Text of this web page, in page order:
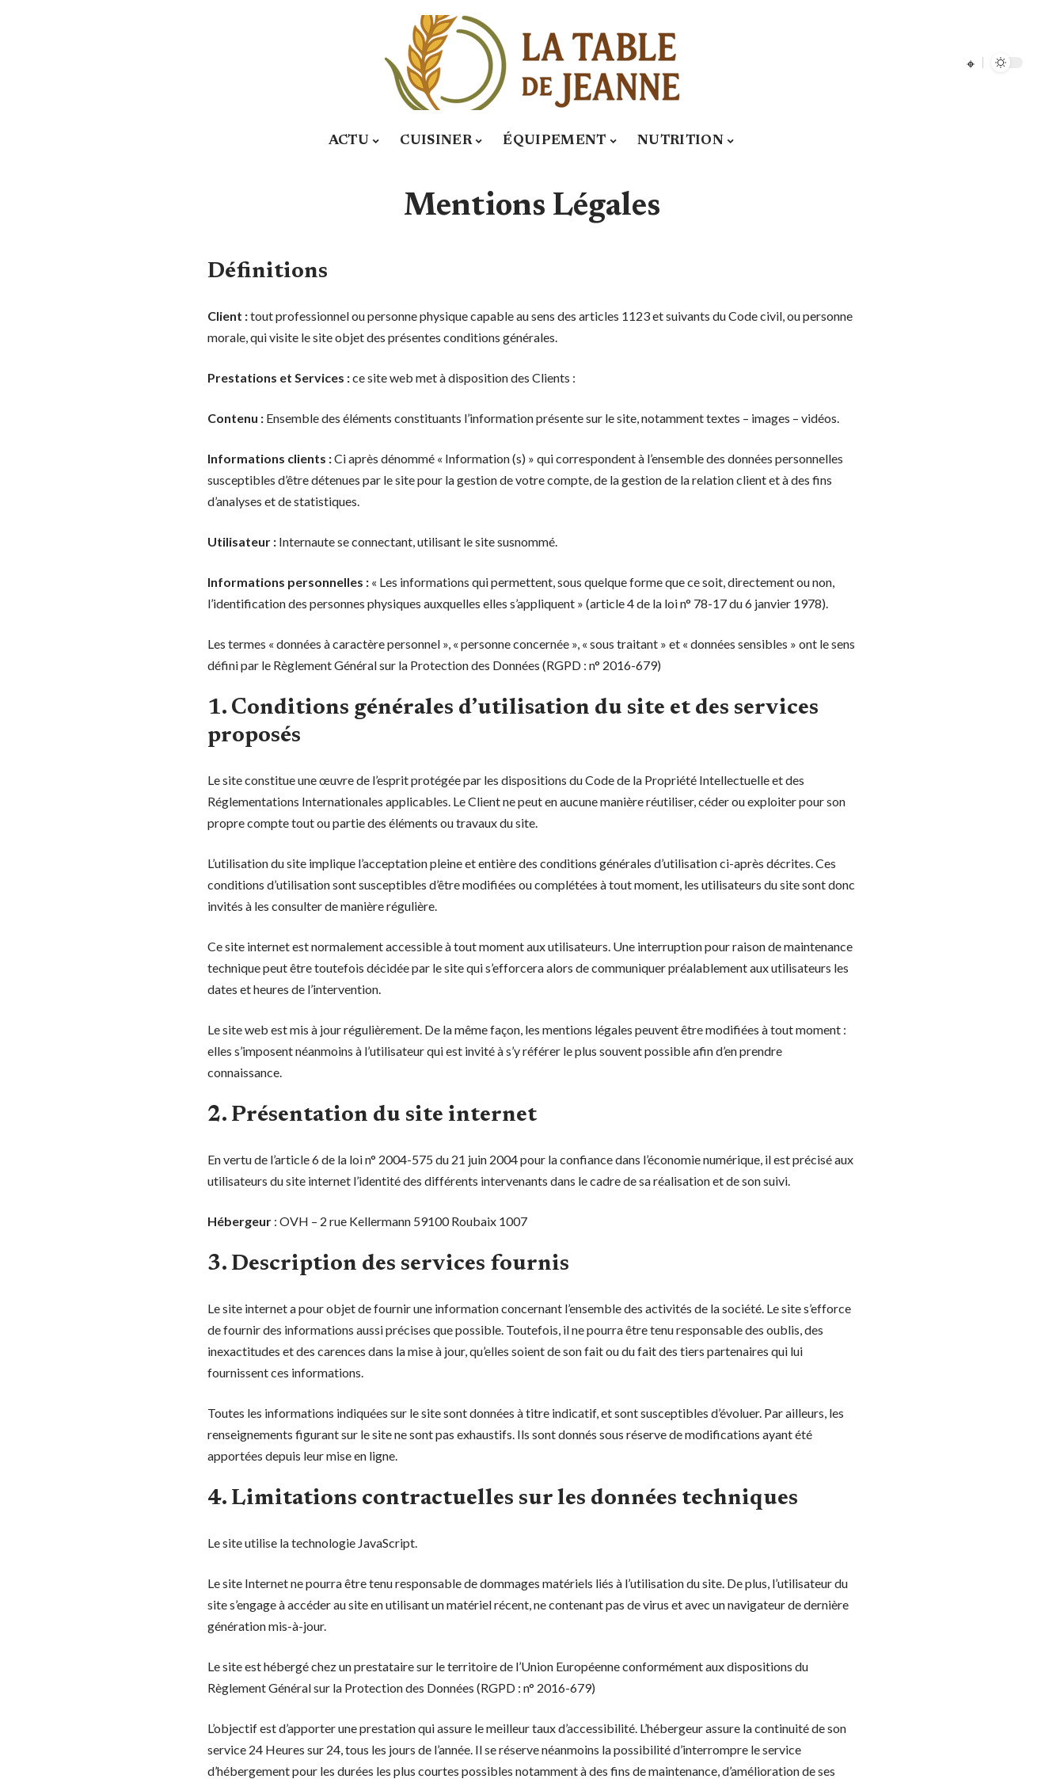
ACTU CUISINER ÉQUIPEMENT NUTRITION
Mentions Légales
Définitions
Client :tout professionnel ou personne physique capable au sens des articles 1123 et suivants du Code civil, ou personne
morale, qui visite le site objet des présentes conditions générales.
Prestations et Services :ce site web met à disposition des Clients :
Contenu : Ensemble des éléments constituants l’information présente sur le site, notamment textes – images – vidéos.
Informations clients :Ci après dénommé « Information (s) » qui correspondent à l’ensemble des données personnelles
susceptibles d’être détenues par le site pour la gestion de votre compte, de la gestion de la relation client et à des fins
d’analyses et de statistiques.
Utilisateur : Internaute se connectant, utilisant le site susnommé.
Informations personnelles : « Les informations qui permettent, sous quelque forme que ce soit, directement ou non,
l’identification des personnes physiques auxquelles elles s’appliquent » (article 4 de la loi n° 78-17 du 6 janvier 1978).
Les termes « données à caractère personnel », « personne concernée », « sous traitant » et « données sensibles » ont le sens
défini par le Règlement Général sur la Protection des Données (RGPD : n° 2016-679)
1. Conditions générales d’utilisation du site et des services
proposés
Le site constitue une œuvre de l’esprit protégée par les dispositions du Code de la Propriété Intellectuelle et des
Réglementations Internationales applicables. Le Client ne peut en aucune manière réutiliser, céder ou exploiter pour son
propre compte tout ou partie des éléments ou travaux du site.
L’utilisation du site implique l’acceptation pleine et entière des conditions générales d’utilisation ci-après décrites. Ces
conditions d’utilisation sont susceptibles d’être modifiées ou complétées à tout moment, les utilisateurs du site sont donc
invités à les consulter de manière régulière.
Ce site internet est normalement accessible à tout moment aux utilisateurs. Une interruption pour raison de maintenance
technique peut être toutefois décidée par le site qui s’efforcera alors de communiquer préalablement aux utilisateurs les
dates et heures de l’intervention.
Le site web est mis à jour régulièrement. De la même façon, les mentions légales peuvent être modifiées à tout moment :
elles s’imposent néanmoins à l’utilisateur qui est invité à s’y référer le plus souvent possible afin d’en prendre
connaissance.
2. Présentation du site internet
En vertu de l’article 6 de la loi n° 2004-575 du 21 juin 2004 pour la confiance dans l’économie numérique, il est précisé aux
utilisateurs du site internet l’identité des différents intervenants dans le cadre de sa réalisation et de son suivi.
Hébergeur : OVH – 2 rue Kellermann 59100 Roubaix 1007
3. Description des services fournis
Le site internet a pour objet de fournir une information concernant l’ensemble des activités de la société. Le site s’efforce
de fournir des informations aussi précises que possible. Toutefois, il ne pourra être tenu responsable des oublis, des
inexactitudes et des carences dans la mise à jour, qu’elles soient de son fait ou du fait des tiers partenaires qui lui
fournissent ces informations.
Toutes les informations indiquées sur le site sont données à titre indicatif, et sont susceptibles d’évoluer. Par ailleurs, les
renseignements figurant sur le site ne sont pas exhaustifs. Ils sont donnés sous réserve de modifications ayant été
apportées depuis leur mise en ligne.
4. Limitations contractuelles sur les données techniques
Le site utilise la technologie JavaScript.
Le site Internet ne pourra être tenu responsable de dommages matériels liés à l’utilisation du site. De plus, l’utilisateur du
site s’engage à accéder au site en utilisant un matériel récent, ne contenant pas de virus et avec un navigateur de dernière
génération mis-à-jour.
Le site est hébergé chez un prestataire sur le territoire de l’Union Européenne conformément aux dispositions du
Règlement Général sur la Protection des Données (RGPD : n° 2016-679)
L’objectif est d’apporter une prestation qui assure le meilleur taux d’accessibilité. L’hébergeur assure la continuité de son
service 24 Heures sur 24, tous les jours de l’année. Il se réserve néanmoins la possibilité d’interrompre le service
d’hébergement pour les durées les plus courtes possibles notamment à des fins de maintenance, d’amélioration de ses